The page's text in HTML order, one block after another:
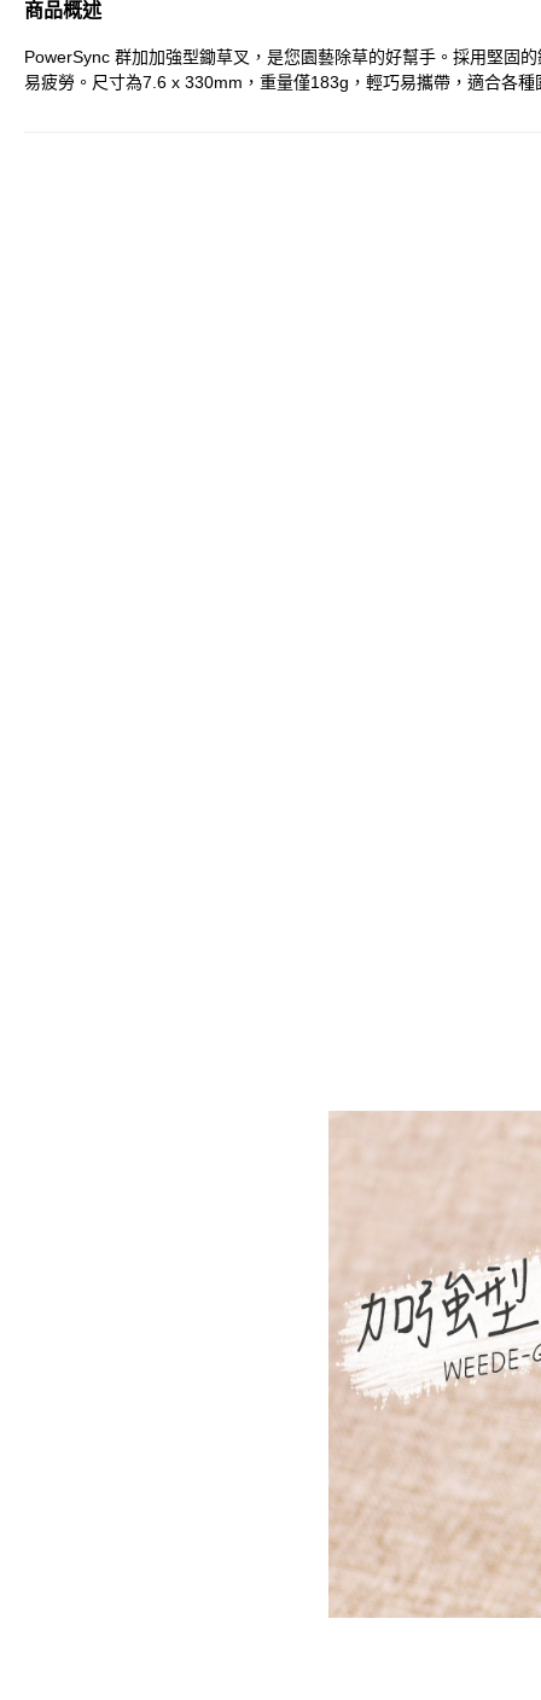
商品概述
PowerSync 群加加強型鋤草叉，是您園藝除草的好幫手。採用堅固
易疲勞。尺寸為7.6 x 330mm，重量僅183g，輕巧易攜帶，適合各